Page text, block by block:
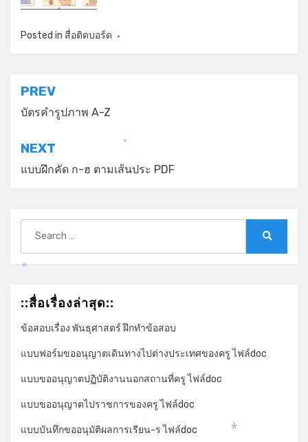
Posted in สื่อติดบอร์ด
แนะแนว
เรื่อง
PREV
บัตรคำรูปภาพ A-Z
NEXT
แบบฝึกคัด ก-ฮ ตามเส้นประ PDF
for:
::สื่อเรื่องล่าสุด::
ข้อสอบเรื่อง พันธุศาสตร์ ฝึกทำข้อสอบ
แบบฟอร์มขออนุญาตเดินทางไปต่างประเทศของครู ไฟล์doc
แบบขออนุญาตปฏิบัติงานนอกสถานที่ครู ไฟล์doc
แบบขออนุญาตไปราชการของครู ไฟล์doc
แบบบันทึกขออนุมัติผลการเรียน-ร ไฟล์doc
*